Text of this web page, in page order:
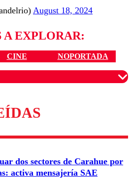
August 18, 2024
A EXPLORAR:
CINE NOPORTADA
moderados para garantizar un
respetuoso.
dos sectores de Carahue por
activa mensajería SAE